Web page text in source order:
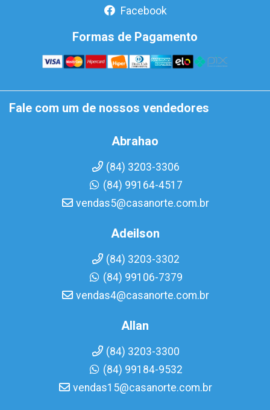
Facebook
Formas de Pagamento
Fale com um de nossos vendedores
Abrahao
(84) 3203-3306
(84) 99164-4517
vendas5@casanorte.com.br
Adeilson
(84) 3203-3302
(84) 99106-7379
vendas4@casanorte.com.br
Allan
(84) 3203-3300
(84) 99184-9532
vendas15@casanorte.com.br